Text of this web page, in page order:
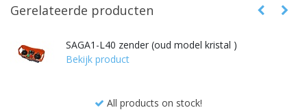
Gerelateerde producten
SAGA1-L40 zender (oud model kristal )
Bekijk product
All products on stock!